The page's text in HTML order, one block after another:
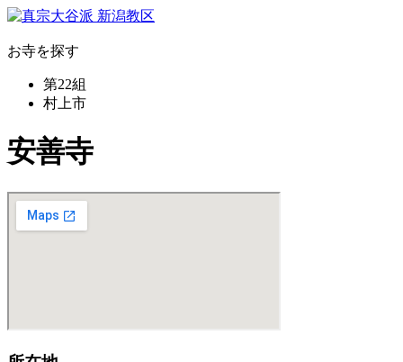
お寺を探す
第22組
村上市
安善寺